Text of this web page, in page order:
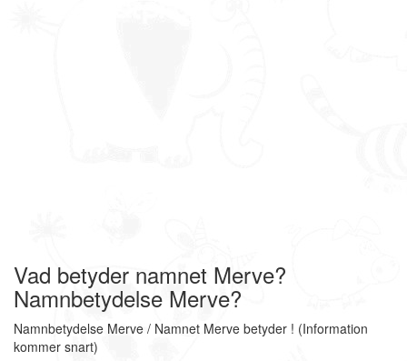
Vad betyder namnet Merve?
Namnbetydelse Merve?
Namnbetydelse Merve / Namnet Merve betyder ! (Information
kommer snart)